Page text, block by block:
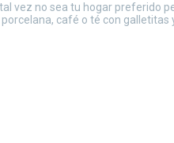
vez no sea tu hogar preferido
café o té con